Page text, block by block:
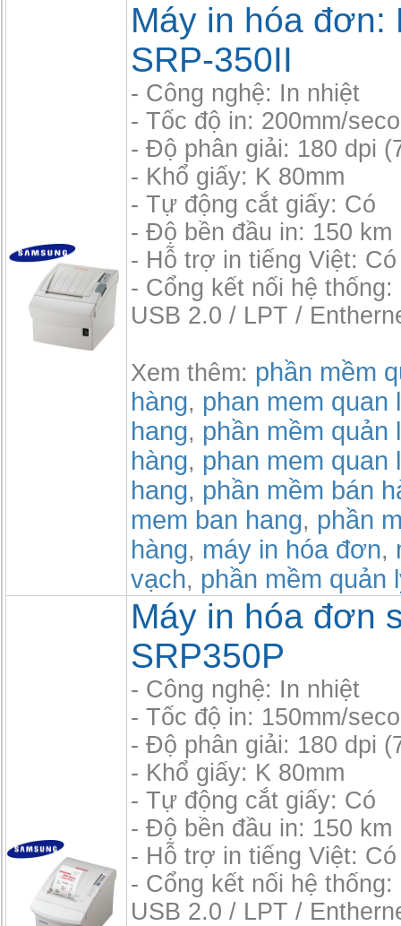
Máy in hóa đơn:
SRP-350II
- Công nghệ: In nhiệt
- Tốc độ in: 200mm/
- Độ phân giải: 180 dpi
- Khổ giấy: K 80mm
- Tự động cắt giấy: Có
- Độ bền đầu in: 150 km
- Hỗ trợ in tiếng Việt: Có
- Cổng kết nối hệ
USB 2.0 / LPT /
Xem thêm: phần mềm
hàng, phan mem quan
hang, phần mềm quản
hàng, phan mem quan
hang, phần mềm bán
mem ban hang, phần
hàng, máy in hóa đơn,
vạch, phần mềm quản
Máy in hóa đơn
SRP350P
- Công nghệ: In nhiệt
- Tốc độ in: 150mm/
- Độ phân giải: 180 dpi
- Khổ giấy: K 80mm
- Tự động cắt giấy: Có
- Độ bền đầu in: 150 km
- Hỗ trợ in tiếng Việt: Có
- Cổng kết nối hệ
USB 2.0 / LPT /